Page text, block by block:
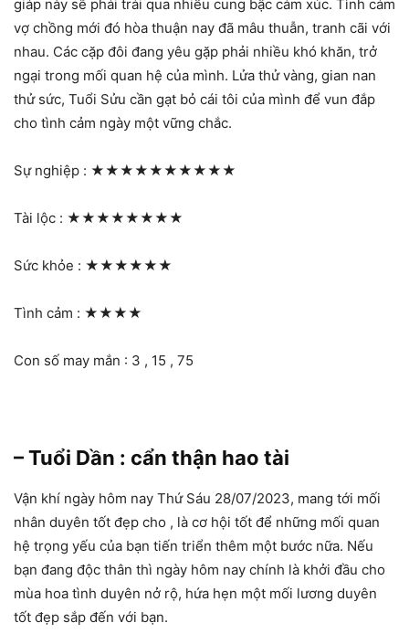
giáp này sẽ phải trải qua nhiều cung bậc cảm xúc. Tình cảm
vợ chồng mới đó hòa thuận nay đã mâu thuẫn, tranh cãi với
nhau. Các cặp đôi đang yêu gặp phải nhiều khó khăn, trở
ngại trong mối quan hệ của mình. Lửa thử vàng, gian nan
thử sức, Tuổi Sửu cần gạt bỏ cái tôi của mình để vun đắp
cho tình cảm ngày một vững chắc.
Sự nghiệp : ★★★★★★★★★★
Tài lộc : ★★★★★★★★
Sức khỏe : ★★★★★★
Tình cảm : ★★★★
Con số may mắn : 3 , 15 , 75
– Tuổi Dần : cẩn thận hao tài
Vận khí ngày hôm nay Thứ Sáu 28/07/2023, mang tới mối
nhân duyên tốt đẹp cho , là cơ hội tốt để những mối quan
hệ trọng yếu của bạn tiến triển thêm một bước nữa. Nếu
bạn đang độc thân thì ngày hôm nay chính là khởi đầu cho
mùa hoa tình duyên nở rộ, hứa hẹn một mối lương duyên
tốt đẹp sắp đến với bạn.